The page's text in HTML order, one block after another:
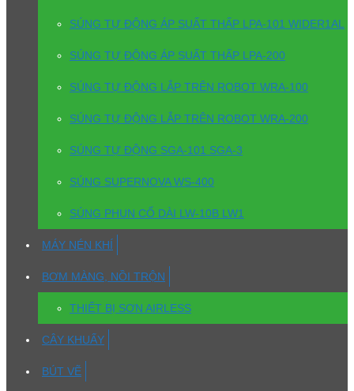
SÚNG TỰ ĐỘNG ÁP SUẤT THẤP LPA-101 WIDER1AL
SÚNG TỰ ĐỘNG ÁP SUẤT THẤP LPA-200
SÚNG TỰ ĐỘNG LẮP TRÊN ROBOT WRA-100
SÚNG TỰ ĐỘNG LẮP TRÊN ROBOT WRA-200
SÚNG TỰ ĐỘNG SGA-101 SGA-3
SÚNG SUPERNOVA WS-400
SÚNG PHUN CỔ DÀI LW-10B LW1
MÁY NÉN KHÍ
BƠM MÀNG, NỒI TRỘN
THIẾT BỊ SƠN AIRLESS
CÂY KHUẤY
BÚT VẼ